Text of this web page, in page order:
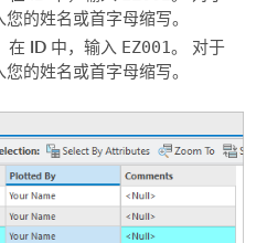
您的姓名或首字母缩写。
在 ID 中，输入 EZ001。 对于
您的姓名或首字母缩写。